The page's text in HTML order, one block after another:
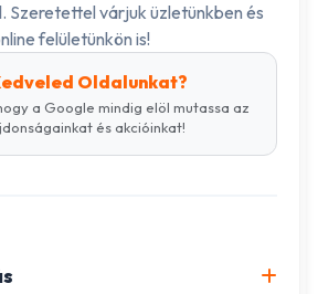
Szeretettel várjuk üzletünkben és
felületünkön is!
Oldalunkat?
a Google mindig elöl mutassa az
és akcióinkat!